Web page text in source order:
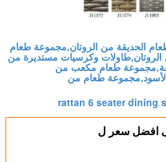
الحديقة من الروتان,مجموعة طعام
وكرسيات مستديرة من
طعام مكعب من
طعام من
rattan 6 seater dining
افضل سعر ل